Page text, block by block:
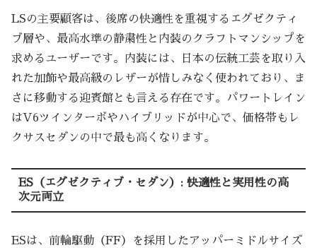
LSの主要顧客は、後席の快適性を重視するエグゼクティ
ブ層や、最高水準の静粛性と内装のクラフトマンシップを
求めるユーザーです。内装には、日本の伝統工芸を取り入
れた加飾や最高級のレザーが惜しみなく使われており、ま
さに移動する迎賓館とも言える存在です。パワートレイン
はV6ツインターボやハイブリッドが中心で、価格帯もレ
クサスセダンの中で最も高くなります。
ES（エグゼクティブ・セダン）: 快適性と実用性の高
次元両立
ESは、前輪駆動（FF）を採用したアッパーミドルサイズ